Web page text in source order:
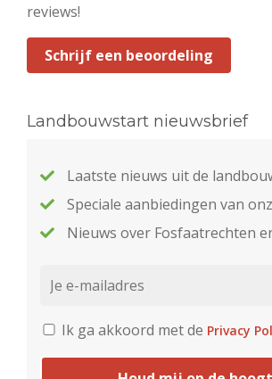
reviews!
Schrijf een beoordeling
Landbouwstart nieuwsbrief
Laatste nieuws uit de
Speciale aanbiedingen van
Nieuws over Fosfaatrechten
Ik ga akkoord met de Privacy